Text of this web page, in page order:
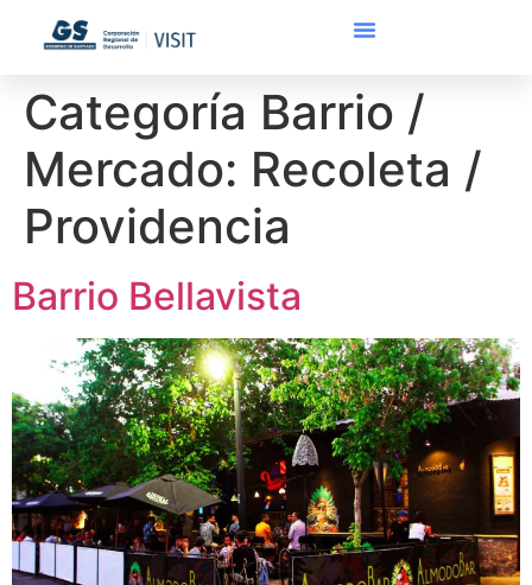
Categoría Barrio /
Mercado: Recoleta /
Providencia
Barrio Bellavista